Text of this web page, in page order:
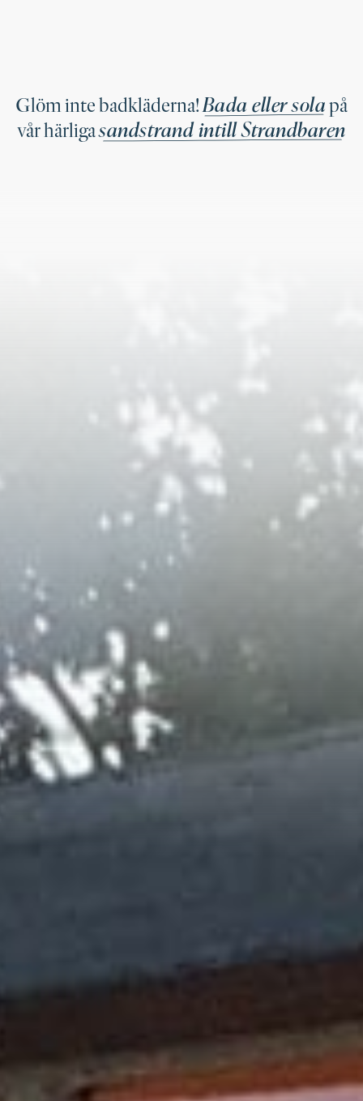
Glöm inte badkläderna!Bada eller solapå
vår härligasandstrand intill Strandbaren